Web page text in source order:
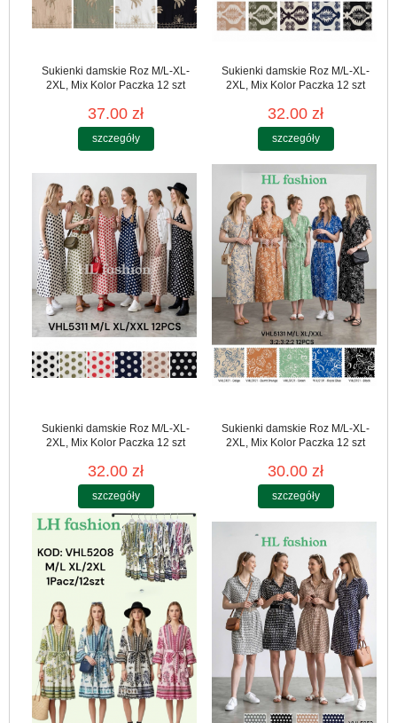
Sukienki damskie Roz M/L-XL-
2XL, Mix Kolor Paczka 12 szt
37.00 zł
szczegóły
Sukienki damskie Roz M/L-XL-
2XL, Mix Kolor Paczka 12 szt
32.00 zł
szczegóły
Sukienki damskie Roz M/L-XL-
2XL, Mix Kolor Paczka 12 szt
32.00 zł
szczegóły
Sukienki damskie Roz M/L-XL-
2XL, Mix Kolor Paczka 12 szt
30.00 zł
szczegóły